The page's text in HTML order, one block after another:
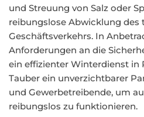
und Streuung von Salz oder
reibungslose Abwicklung des
Geschäftsverkehrs. In
Anforderungen an die
ein effizienter Winterdienst in
Tauber ein unverzichtbarer
und Gewerbetreibende, um
reibungslos zu funktionieren.